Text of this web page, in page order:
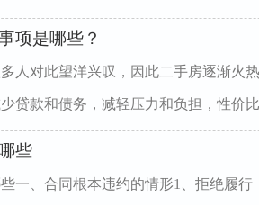
项是哪些？
人对此望洋兴叹，因此二手房逐渐火
贷款和债务，减轻压力和负担，性价
些
一、合同根本违约的情形1、拒绝履